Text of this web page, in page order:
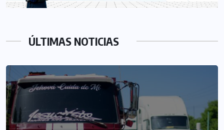
ÚLTIMAS NOTICIAS